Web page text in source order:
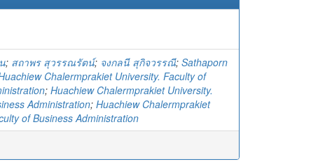
; สถาพร สุวรรณรัตน์; จงกลนี สุกิจวรรณี; Sathaporn
Chalermprakiet University. Faculty of
; Huachiew Chalermprakiet University.
Administration; Huachiew Chalermprakiet
of Business Administration